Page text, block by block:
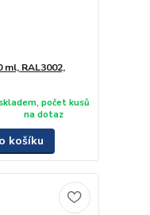
ml, RAL3002,
skladem, počet kusů
na dotaz
košíku